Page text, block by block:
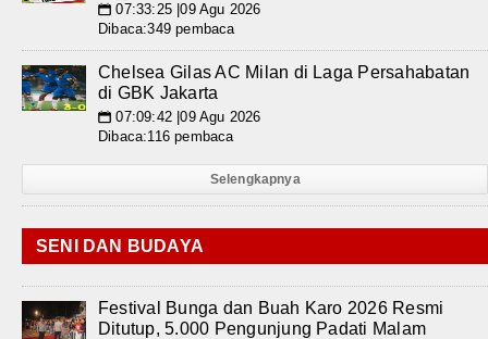
📅 07:33:25 |09 Agu 2026
Dibaca:349 pembaca
Chelsea Gilas AC Milan di Laga Persahabatan
di GBK Jakarta
📅 07:09:42 |09 Agu 2026
Dibaca:116 pembaca
Selengkapnya
SENI DAN BUDAYA
Festival Bunga dan Buah Karo 2026 Resmi
Ditutup, 5.000 Pengunjung Padati Malam